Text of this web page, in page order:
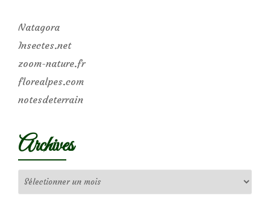
Natagora
Insectes.net
zoom-nature.fr
florealpes.com
notesdeterrain
Archives